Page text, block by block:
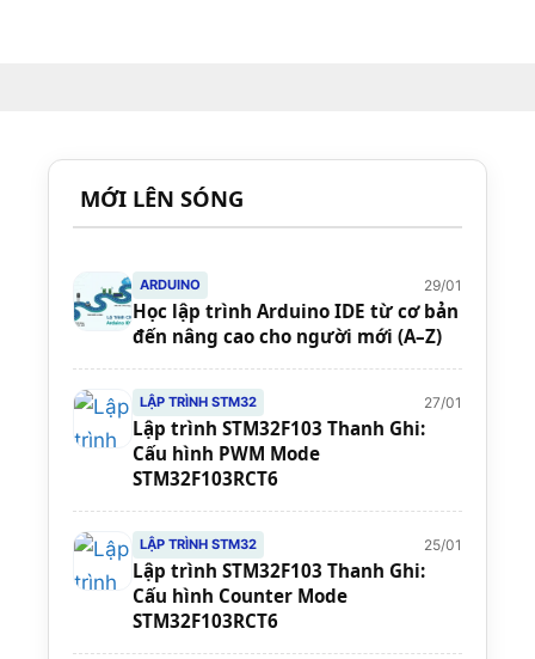
MỚI LÊN SÓNG
ARDUINO 29/01
Học lập trình Arduino IDE từ cơ bản
đến nâng cao cho người mới (A–Z)
LẬP TRÌNH STM32 27/01
Lập trình STM32F103 Thanh Ghi:
Cấu hình PWM Mode
STM32F103RCT6
LẬP TRÌNH STM32 25/01
Lập trình STM32F103 Thanh Ghi:
Cấu hình Counter Mode
STM32F103RCT6